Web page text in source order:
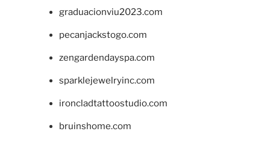
graduacionviu2023.com
pecanjackstogo.com
zengardendayspa.com
sparklejewelryinc.com
ironcladtattoostudio.com
bruinshome.com